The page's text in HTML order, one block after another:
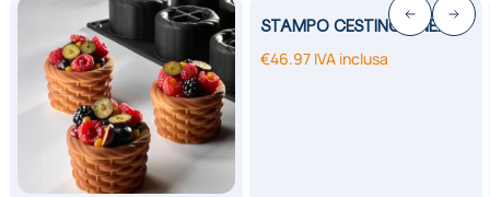
STAMPO CESTINO LINEA…
€46.97 IVA inclusa